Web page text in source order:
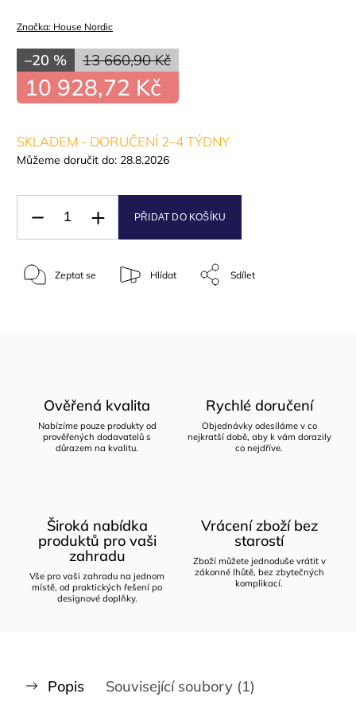
Značka: House Nordic
13 660,90 Kč
–20 %
10 928,72 Kč
SKLADEM - DORUČENÍ 2–4 TÝDNY
Můžeme doručit do: 28.8.2026
PŘIDAT DO KOŠÍKU
Zeptat se Hlídat Sdílet
Ověřená kvalita
Nabízíme pouze produkty od
prověřených dodavatelů s
důrazem na kvalitu.
Rychlé doručení
Objednávky odesíláme v co
nejkratší době, aby k vám dorazily
co nejdříve.
Široká nabídka
produktů pro vaši
zahradu
Vše pro vaši zahradu na jednom
místě, od praktických řešení po
designové doplňky.
Vrácení zboží bez
starostí
Zboží můžete jednoduše vrátit v
zákonné lhůtě, bez zbytečných
komplikací.
Popis Související soubory (1)